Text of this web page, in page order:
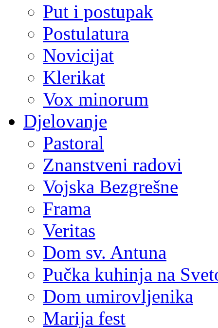
Put i postupak
Postulatura
Novicijat
Klerikat
Vox minorum
Djelovanje
Pastoral
Znanstveni radovi
Vojska Bezgrešne
Frama
Veritas
Dom sv. Antuna
Pučka kuhinja na
Dom umirovljenika
Marija fest